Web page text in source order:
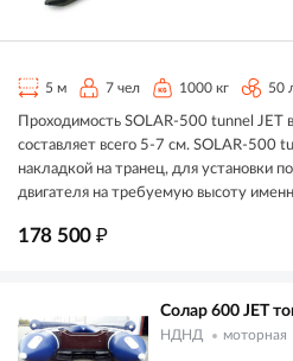
5 м 7 чел 1000 кг 50
Проходимость SOLAR-500 tunnel JET
составляет всего 5-7 см. SOLAR-500
накладкой на транец, для установки
двигателя на требуемую высоту
178 500 ₽
Солар 600 JET
НДНД моторная